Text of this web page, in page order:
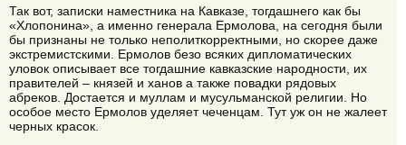
Так вот, записки наместника на Кавказе, тогдашнего как бы
«Хлопонина», а именно генерала Ермолова, на сегодня были
бы признаны не только неполиткорректными, но скорее даже
экстремистскими. Ермолов безо всяких дипломатических
уловок описывает все тогдашние кавказские народности, их
правителей – князей и ханов а также повадки рядовых
абреков. Достается и муллам и мусульманской религии. Но
особое место Ермолов уделяет чеченцам. Тут уж он не жалеет
черных красок.